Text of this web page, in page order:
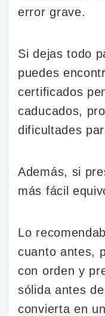
error grave.
Si dejas todo
puedes
certificados
caducados,
dificultades
Además, si
más fácil
Lo
cuanto antes,
con orden y
sólida antes
convierta en